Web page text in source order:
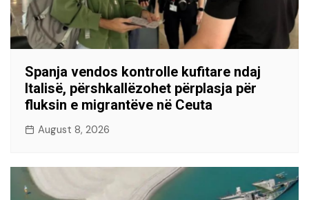
Spanja vendos kontrolle kufitare ndaj
Italisë, përshkallëzohet përplasja për
fluksin e migrantëve në Ceuta
August 8, 2026